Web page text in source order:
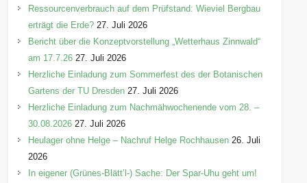
Ressourcenverbrauch auf dem Prüfstand: Wieviel Bergbau
erträgt die Erde? 27. Juli 2026
Bericht über die Konzeptvorstellung „Wetterhaus Zinnwald“
am 17.7.26 27. Juli 2026
Herzliche Einladung zum Sommerfest des der Botanischen
Gartens der TU Dresden 27. Juli 2026
Herzliche Einladung zum Nachmähwochenende vom 28. –
30.08.2026 27. Juli 2026
Heulager ohne Helge – Nachruf Helge Rochhausen 26. Juli
2026
In eigener (Grünes-Blätt’l-) Sache: Der Spar-Uhu geht um!